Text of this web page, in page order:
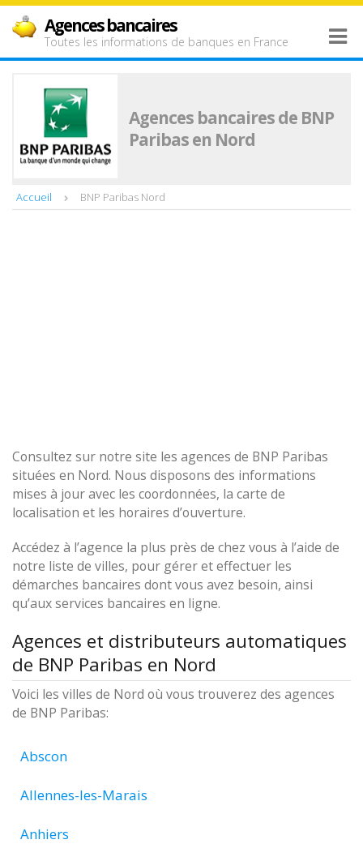
Agences bancaires
Toutes les informations de banques en France
Agences bancaires de BNP
Paribas en Nord
Accueil BNP Paribas Nord
Consultez sur notre site les agences de BNP Paribas
situées en Nord. Nous disposons des informations
mises à jour avec les coordonnées, la carte de
localisation et les horaires d’ouverture.
Accédez à l’agence la plus près de chez vous à l’aide de
notre liste de villes, pour gérer et effectuer les
démarches bancaires dont vous avez besoin, ainsi
qu’aux services bancaires en ligne.
Agences et distributeurs automatiques
de BNP Paribas en Nord
Voici les villes de Nord où vous trouverez des agences
de BNP Paribas:
Abscon
Allennes-les-Marais
Anhiers